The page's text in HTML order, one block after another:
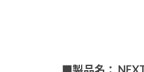
【高騰期でも「中